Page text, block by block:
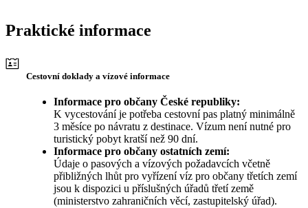
Praktické informace
Cestovní doklady a vízové informace
Informace pro občany České republiky:
K vycestování je potřeba cestovní pas platný minimálně
3 měsíce po návratu z destinace. Vízum není nutné pro
turistický pobyt kratší než 90 dní.
Informace pro občany ostatních zemí:
Údaje o pasových a vízových požadavcích včetně
přibližných lhůt pro vyřízení víz pro občany třetích zemí
jsou k dispozici u příslušných úřadů třetí země
(ministerstvo zahraničních věcí, zastupitelský úřad).